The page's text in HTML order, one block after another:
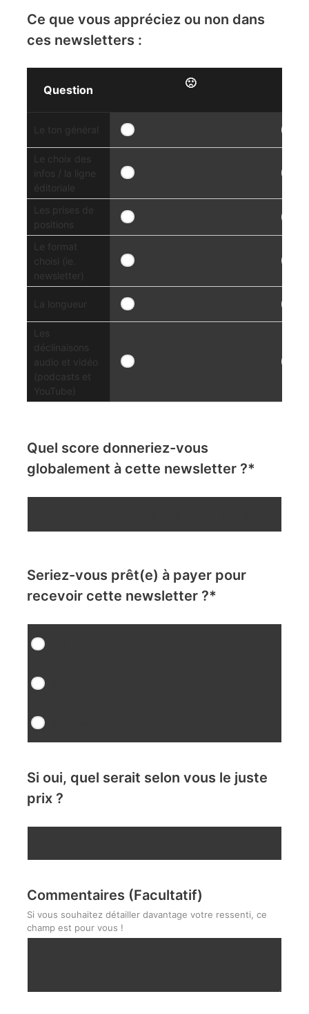
Ce que vous appréciez ou non dans
ces newsletters :
Question 🙁
Le ton général
Le choix des
infos / la ligne
éditoriale
Les prises de
positions
Le format
choisi (ie.
newsletter)
La longueur
Les
déclinaisons
audio et vidéo
(podcasts et
YouTube)
Quel score donneriez-vous
globalement à cette newsletter ?*
Seriez-vous prêt(e) à payer pour
recevoir cette newsletter ?*
Si oui, quel serait selon vous le juste
prix ?
Commentaires (Facultatif)
Si vous souhaitez détailler davantage votre ressenti, ce
champ est pour vous !